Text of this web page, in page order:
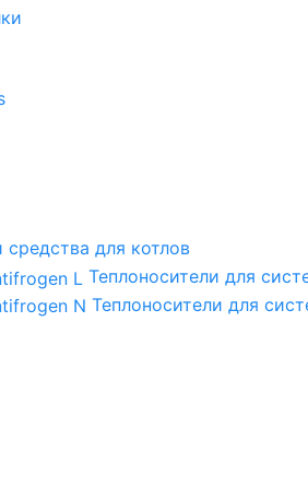
для котлов
Теплоносители для
Теплоносители для